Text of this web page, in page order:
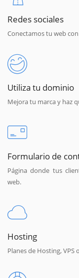
Redes sociales
Conectamos tu web
Utiliza tu dominio
Mejora tu marca y haz
Formulario de
Página donde tus
web.
Hosting
Planes de Hosting, VPS